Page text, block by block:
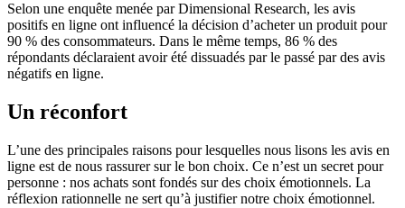
Selon une enquête menée par Dimensional Research, les avis
positifs en ligne ont influencé la décision d’acheter un produit pour
90 % des consommateurs. Dans le même temps, 86 % des
répondants déclaraient avoir été dissuadés par le passé par des avis
négatifs en ligne.
Un réconfort
L’une des principales raisons pour lesquelles nous lisons les avis en
ligne est de nous rassurer sur le bon choix. Ce n’est un secret pour
personne : nos achats sont fondés sur des choix émotionnels. La
réflexion rationnelle ne sert qu’à justifier notre choix émotionnel.